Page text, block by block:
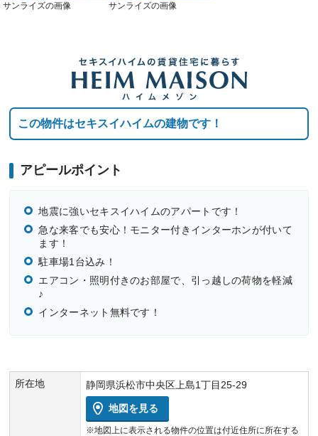
サンライズの画像 サンライズの画像
この物件はセキスイハイムの建物です！
アピールポイント
地震に強いセキスイハイムのアパートです！
急な来客でも安心！モニター付きインターホンが付いて
ます！
駐車場1台込み！
エアコン・照明付きのお部屋で、引っ越しの荷物を軽減
♪
インターネット無料です！
所在地 静岡県浜松市中央区上島1丁目25-29
地図を見る
※地図上に表示される物件の位置は付近住所に所在する